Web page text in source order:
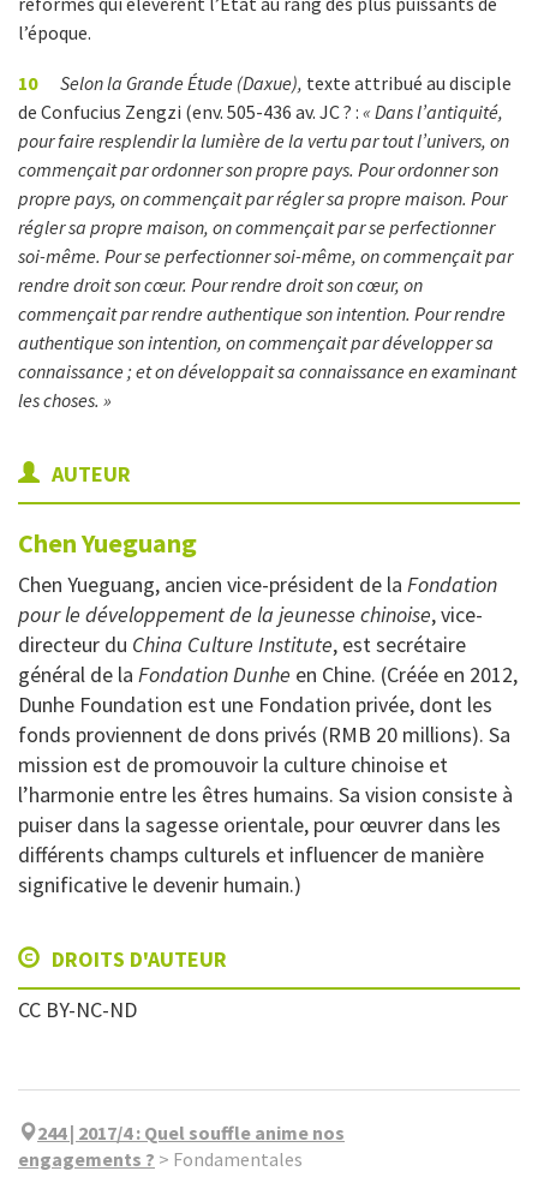
l’époque.
10 Selon la Grande Étude (Daxue), texte attribué au disciple
de Confucius Zengzi (env. 505-436 av. JC ? : « Dans l’antiquité,
pour faire resplendir la lumière de la vertu par tout l’univers, on
commençait par ordonner son propre pays. Pour ordonner son
propre pays, on commençait par régler sa propre maison. Pour
régler sa propre maison, on commençait par se perfectionner
soi-même. Pour se perfectionner soi-même, on commençait par
rendre droit son cœur. Pour rendre droit son cœur, on
commençait par rendre authentique son intention. Pour rendre
authentique son intention, on commençait par développer sa
connaissance ; et on développait sa connaissance en examinant
les choses. »
AUTEUR
ChenYueguang
Chen Yueguang, ancien vice-président de la Fondation
pour le développement de la jeunesse chinoise, vice-
directeur du China Culture Institute, est secrétaire
général de la Fondation Dunhe en Chine. (Créée en 2012,
Dunhe Foundation est une Fondation privée, dont les
fonds proviennent de dons privés (RMB 20 millions). Sa
mission est de promouvoir la culture chinoise et
l’harmonie entre les êtres humains. Sa vision consiste à
puiser dans la sagesse orientale, pour œuvrer dans les
différents champs culturels et influencer de manière
significative le devenir humain.)
DROITS D'AUTEUR
CC BY-NC-ND
244 | 2017/4: Quel souffle anime nos
engagements ? > Fondamentales